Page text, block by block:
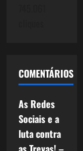
COMENTÁRIOS
As Redes
Sociais e a
luta contra